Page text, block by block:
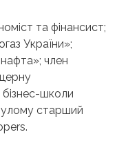
та фінансист;
України»;
член
школи
старший